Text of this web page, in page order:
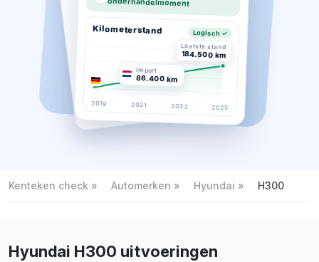
Kilometerstand Logisch ✓
Laatste stand
184.500 km
Import
86.400 km
2019 2021 2023 2025
Kenteken check Automerken Hyundai H300
Hyundai H300 uitvoeringen